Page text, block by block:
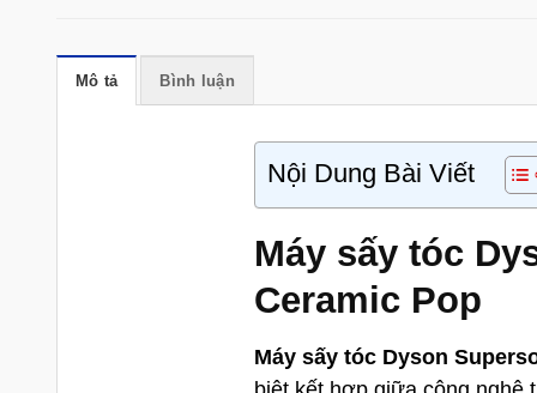
Mô tả Bình luận
Nội Dung Bài Viết
Máy sấy tóc
Ceramic Pop
Máy sấy tóc Dyson